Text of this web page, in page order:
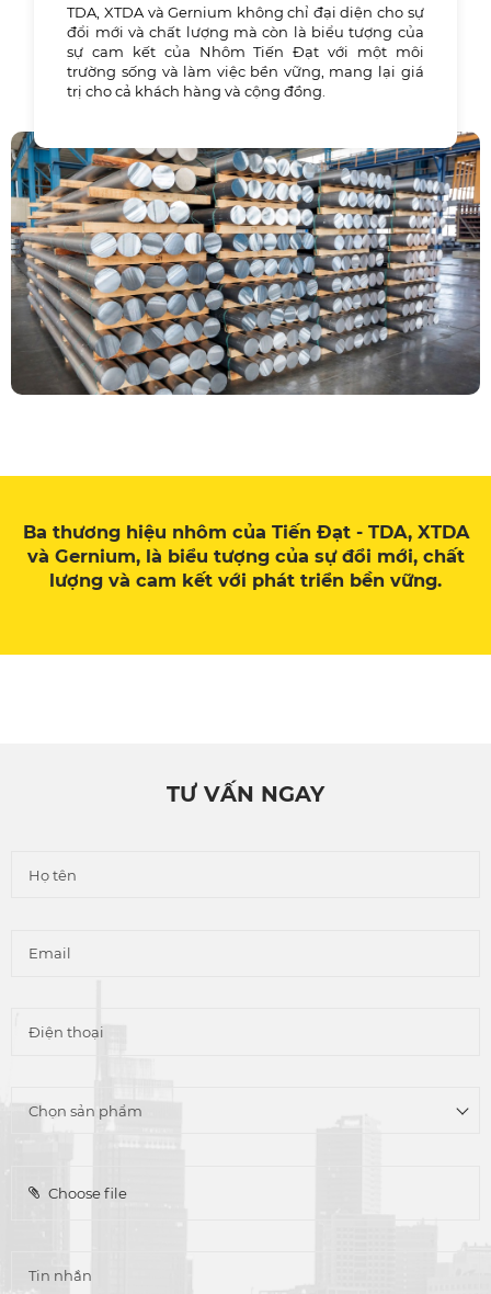
TDA, XTDA và Gernium không chỉ đại diện cho sự
đổi mới và chất lượng mà còn là biểu tượng của
sự cam kết của Nhôm Tiến Đạt với một môi
trường sống và làm việc bền vững, mang lại giá
trị cho cả khách hàng và cộng đồng.
Ba thương hiệu nhôm của Tiến Đạt - TDA, XTDA
và Gernium, là biểu tượng của sự đổi mới, chất
lượng và cam kết với phát triển bền vững.
TƯ VẤN NGAY
Choose file